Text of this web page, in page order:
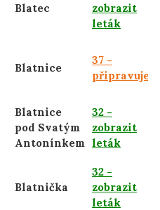
Blatec
zobrazit
leták
Blatnice
37 -
připravujeme
Blatnice
pod Svatým
Antonínkem
32 -
zobrazit
leták
Blatnička
32 -
zobrazit
leták